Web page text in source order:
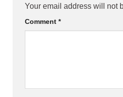
Your email address will not
Comment *